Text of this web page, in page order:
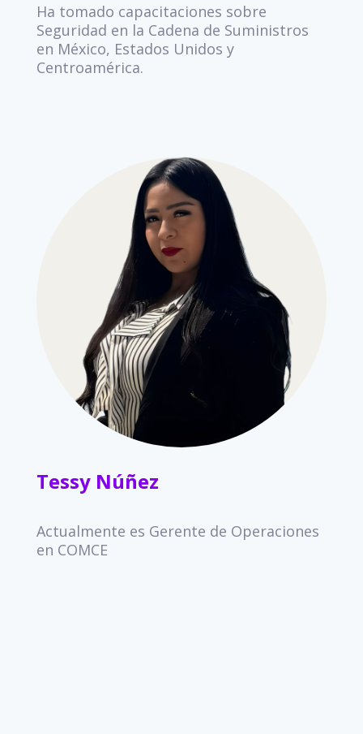
Ha tomado capacitaciones sobre
Seguridad en la Cadena de Suministros
en México, Estados Unidos y
Centroamérica.
Tessy Núñez
Actualmente es Gerente de Operaciones
en COMCE